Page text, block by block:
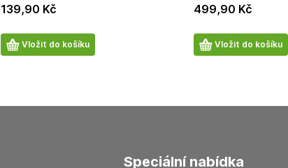
139,90 Kč
Počet
produktů
Vložit do košíku
499,90 Kč
Počet
produktů
Vložit do košíku
speciální nabídka